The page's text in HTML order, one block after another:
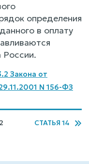
определения
в оплату
России.
Закона от
N 156-ФЗ
СТАТЬЯ 14